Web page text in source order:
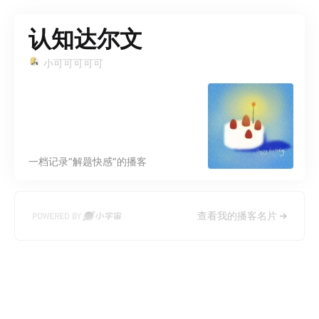
认知达尔文
小可可可可可
一档记录“解题快感”的播客
查看我的播客名片